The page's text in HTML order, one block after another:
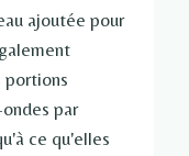
ajoutée pour
portions
par
ce qu'elles